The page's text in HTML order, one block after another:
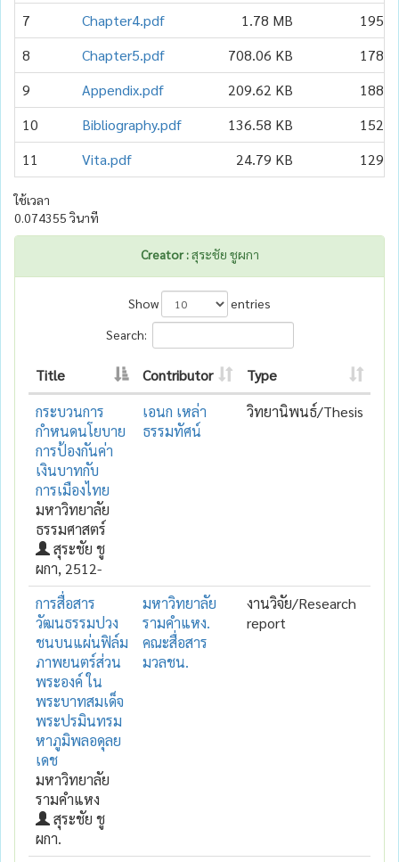
7
Chapter4.pdf 1.78 MB 195
8
Chapter5.pdf 708.06 KB 178
9
Appendix.pdf 209.62 KB 188
10
Bibliography.pdf 136.58 KB 152
11
Vita.pdf 24.79 KB 129
ใช้เวลา
0.074355 วินาที
Creator :สุระชัย ชูผกา
Show
entries
Search:
Title Contributor
Type
กระบวนการ
กำหนดนโยบาย
การป้องกันค่า
เงินบาทกับ
การเมืองไทย
มหาวิทยาลัย
ธรรมศาสตร์
สุระชัย ชู
ผกา, 2512-
เอนก เหล่า
ธรรมทัศน์
วิทยานิพนธ์/Thesis
การสื่อสาร
วัฒนธรรมปวง
ชนบนแผ่นฟิล์ม
ภาพยนตร์ส่วน
พระองค์ ใน
พระบาทสมเด็จ
พระปรมินทรม
หาภูมิพลอดุลย
เดช
มหาวิทยาลัย
รามคำแหง
สุระชัย ชู
ผกา.
มหาวิทยาลัย
รามคำแหง.
คณะสื่อสาร
มวลชน.
งานวิจัย/Research
report